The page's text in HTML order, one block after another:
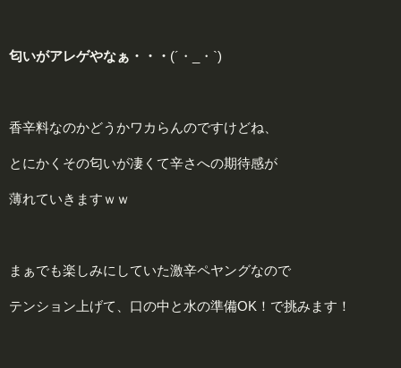
匂いがアレゲやなぁ・・・ (´・_・`)
香辛料なのかどうかワカらんのですけどね、
とにかくその匂いが凄くて辛さへの期待感が
薄れていきますｗｗ
まぁでも楽しみにしていた激辛ペヤングなので
テンション上げて、口の中と水の準備OK！で挑みます！